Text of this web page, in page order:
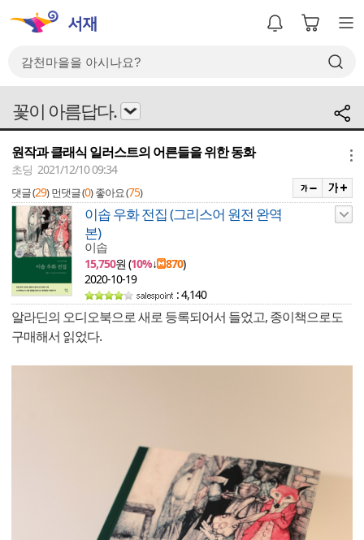
꽃이 아름답다.
원작과 클래식 일러스트의 어른들을 위한 동화
초딩 2021/12/10 09:34
댓글 (29) 먼댓글 (0) 좋아요 (75)
이솝 우화 전집 (그리스어 원전 완역
본)
이솝
15,750원 (10%↓ 870)
2020-10-19
: 4,140
알라딘의 오디오북으로 새로 등록되어서 들었고, 종이책으로도
구매해서 읽었다.